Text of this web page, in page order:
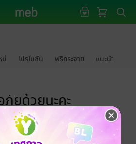
ม่ โปรโมชัน ฟรีกระจาย แนะนำ
ภัยด้วยนะคะ
ในหัวข้อที่คุณกำลังชมค่ะ